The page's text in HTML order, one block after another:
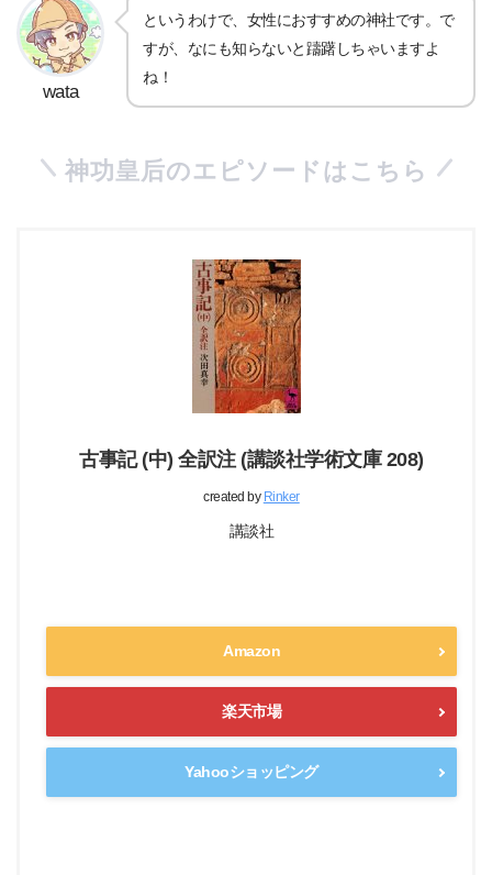
wata
というわけで、女性におすすめの神社です。で
すが、なにも知らないと躊躇しちゃいますよ
ね！
神功皇后のエピソードはこちら
古事記 (中) 全訳注 (講談社学術文庫 208)
created by Rinker
講談社
Amazon
楽天市場
Yahooショッピング